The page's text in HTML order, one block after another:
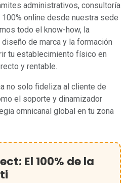
administrativos, consultoría
online desde nuestra sede
todo el know-how, la
de marca y la formación
tu establecimiento físico en
y rentable.
no solo fideliza al cliente de
el soporte y dinamizador
omnicanal global en tu zona
El 100% de la